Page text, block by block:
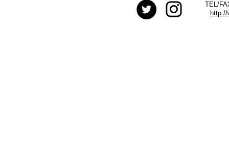
TEL/